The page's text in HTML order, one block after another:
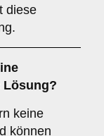
diese
Lösung?
keine
können